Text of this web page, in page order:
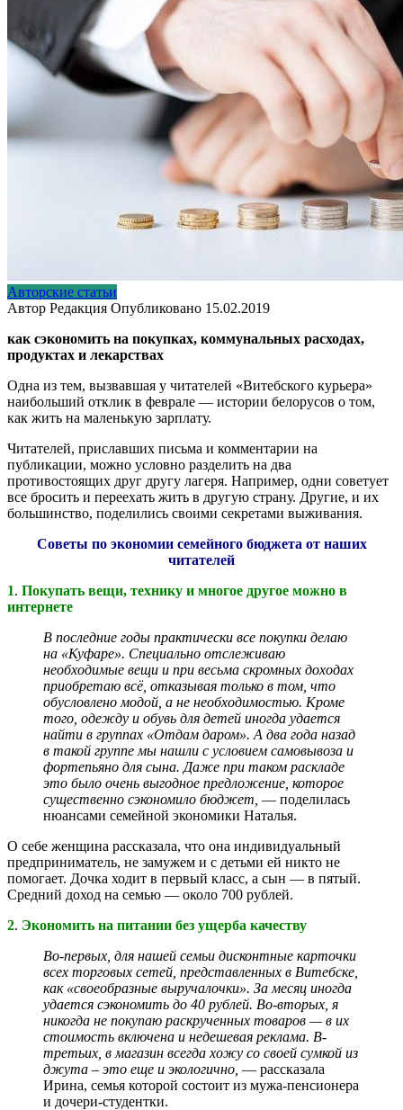
Авторские статьи
Автор Редакция Опубликовано 15.02.2019
как сэкономить на покупках, коммунальных расходах,
продуктах и лекарствах
Одна из тем, вызвавшая у читателей «Витебского курьера»
наибольший отклик в феврале — истории белорусов о том,
как жить на маленькую зарплату.
Читателей, приславших письма и комментарии на
публикации, можно условно разделить на два
противостоящих друг другу лагеря. Например, одни советует
все бросить и переехать жить в другую страну. Другие, и их
большинство, поделились своими секретами выживания.
Советы по экономии семейного бюджета от наших
читателей
1. Покупать вещи, технику и многое другое можно в
интернете
В последние годы практически все покупки делаю
на «Куфаре». Специально отслеживаю
необходимые вещи и при весьма скромных доходах
приобретаю всё, отказывая только в том, что
обусловлено модой, а не необходимостью. Кроме
того, одежду и обувь для детей иногда удается
найти в группах «Отдам даром». А два года назад
в такой группе мы нашли с условием самовывоза и
фортепьяно для сына. Даже при таком раскладе
это было очень выгодное предложение, которое
существенно сэкономило бюджет, — поделилась
нюансами семейной экономики Наталья.
О себе женщина рассказала, что она индивидуальный
предприниматель, не замужем и с детьми ей никто не
помогает. Дочка ходит в первый класс, а сын — в пятый.
Средний доход на семью — около 700 рублей.
2. Экономить на питании без ущерба качеству
Во-первых, для нашей семьи дисконтные карточки
всех торговых сетей, представленных в Витебске,
как «своеобразные выручалочки». За месяц иногда
удается сэкономить до 40 рублей. Во-вторых, я
никогда не покупаю раскрученных товаров — в их
стоимость включена и недешевая реклама. В-
третьих, в магазин всегда хожу со своей сумкой из
джута – это еще и экологично, — рассказала
Ирина, семья которой состоит из мужа-пенсионера
и дочери-студентки.